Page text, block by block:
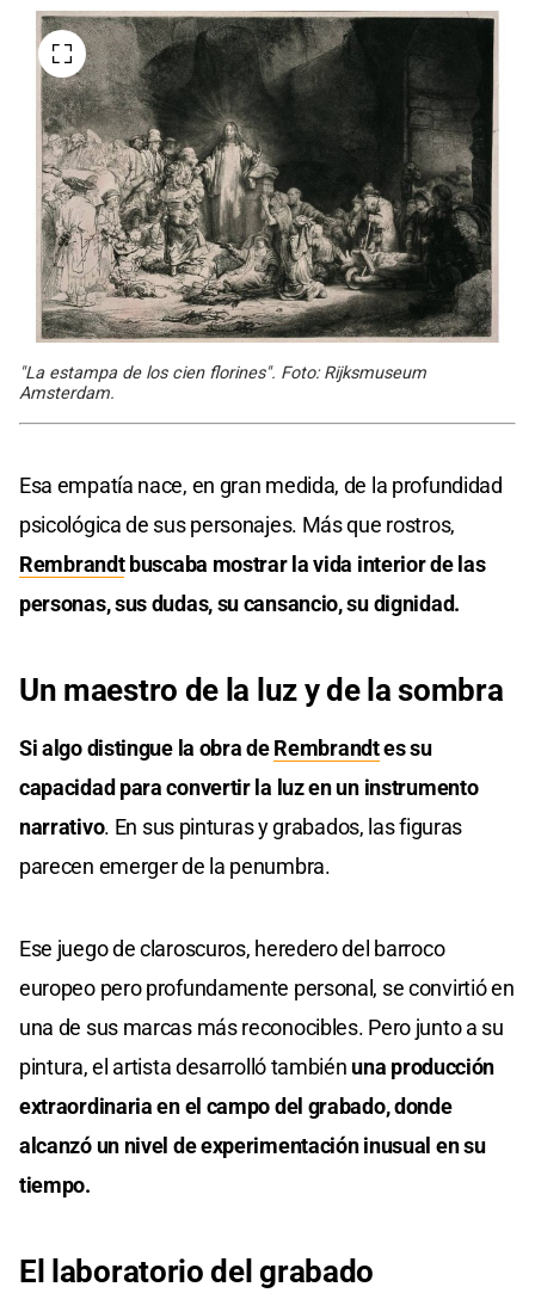
"La estampa de los cien florines". Foto: Rijksmuseum
Amsterdam.
Esa empatía nace, en gran medida, de la profundidad
psicológica de sus personajes. Más que rostros,
Rembrandtbuscaba mostrar la vida interior de las
personas, sus dudas, su cansancio, su dignidad.
Un maestro de la luz y de la sombra
Si algo distingue la obra deRembrandtes su
capacidad para convertir la luz en un instrumento
narrativo. En sus pinturas y grabados, las figuras
parecen emerger de la penumbra.
Ese juego de claroscuros, heredero del barroco
europeo pero profundamente personal, se convirtió en
una de sus marcas más reconocibles. Pero junto a su
pintura, el artista desarrolló también una producción
extraordinaria en el campo del grabado, donde
alcanzó un nivel de experimentación inusual en su
tiempo.
El laboratorio del grabado